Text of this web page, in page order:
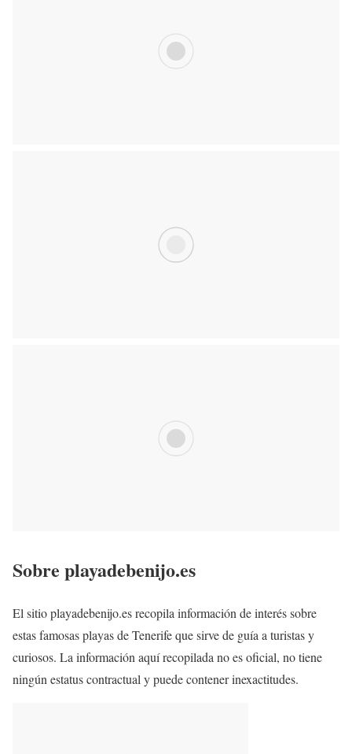
Sobre playadebenijo.es
El sitio playadebenijo.es recopila información de interés sobre
estas famosas playas de Tenerife que sirve de guía a turistas y
curiosos. La información aquí recopilada no es oficial, no tiene
ningún estatus contractual y puede contener inexactitudes.